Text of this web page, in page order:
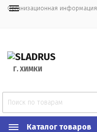
Организационная информация
Г. ХИМКИ
Каталог товаров